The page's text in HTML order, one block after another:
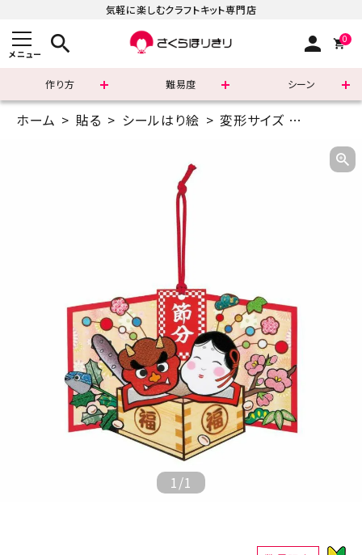
気軽に楽しむクラフトキット専門店
メニュー search person 0
作り方 難易度 シーン
まずはこちら
診断チャート
ジャンルで選ぶ
レビューを見る
ホーム 貼る シールはり絵 変形サイズ
1/1